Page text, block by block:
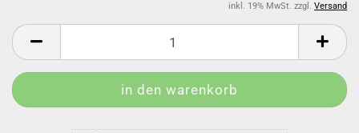
inkl. 19% MwSt. zzgl. Versand